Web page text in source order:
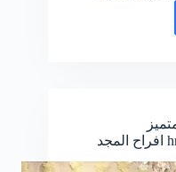
افراح المجد